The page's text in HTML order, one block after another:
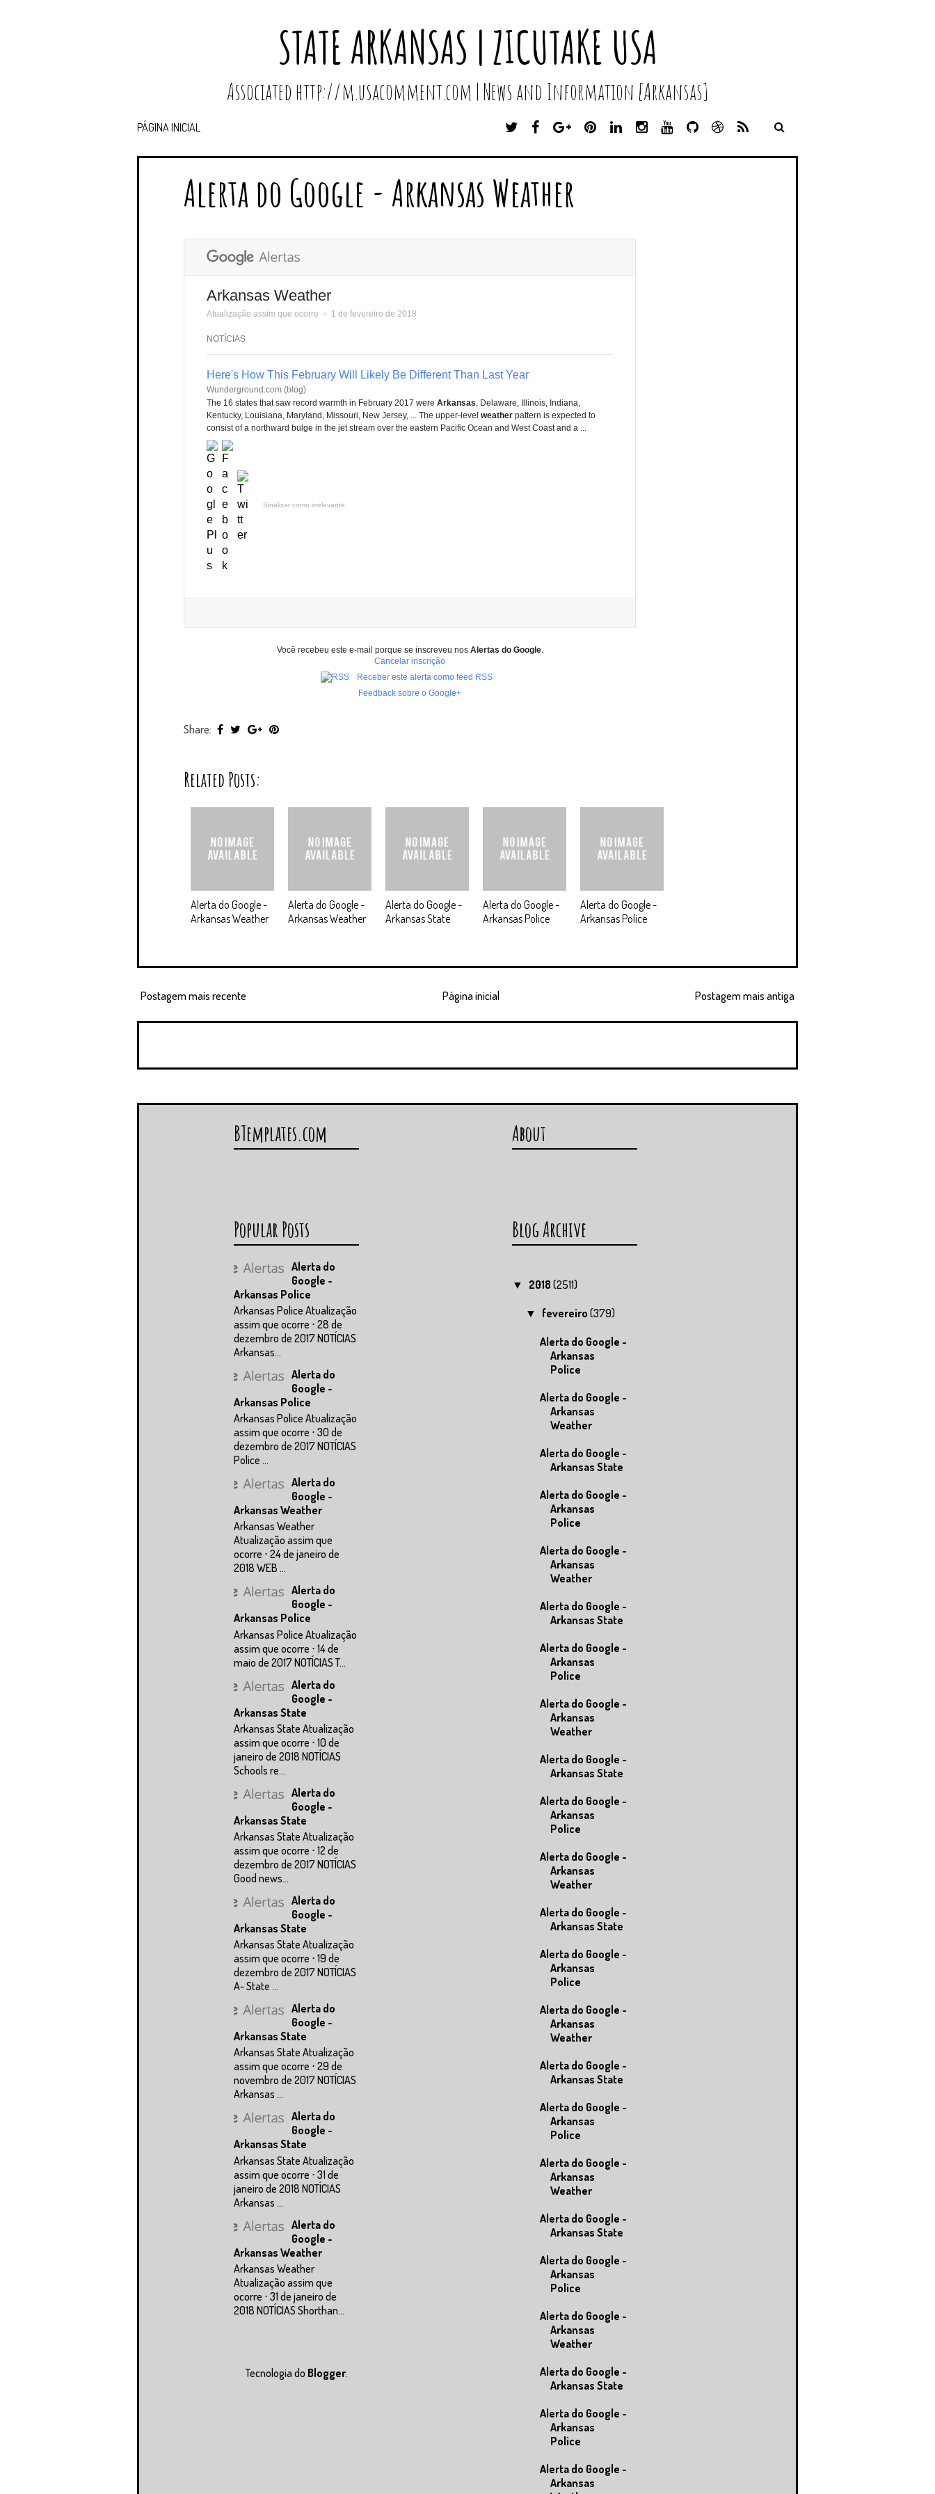
STATE ARKANSAS | ZICUTAKE USA
Associated http://m.usacomment.com | News and Information [Arkansas]
PÁGINA INICIAL
T
I
T
E
R
F
C
B
O
G
O
U
P
N
T
L
N
S
Y
U
G
T
D
I
S
Alerta do Google - Arkansas Weather
Arkansas Weather
Atualização assim que ocorre ⋅ 1 de fevereiro de 2018
NOTÍCIAS
Here's How This February Will Likely Be Different Than Last Year
Wunderground.com (blog)
The 16 states that saw record warmth in February 2017 were Arkansas, Delaware, Illinois, Indiana,
Kentucky, Louisiana, Maryland, Missouri, New Jersey, ... The upper-level weather pattern is expected to
consist of a northward bulge in the jet stream over the eastern Pacific Ocean and West Coast and a ...
Sinalizar como irrelevante
Você recebeu este e-mail porque se inscreveu nos Alertas do Google.
Cancelar inscrição
Receber este alerta como feed RSS
Feedback sobre o Google+
Share:
Related Posts:
Alerta do Google -
Arkansas Weather
Alerta do Google -
Arkansas Weather
Alerta do Google -
Arkansas State
Alerta do Google -
Arkansas Police
Alerta do Google -
Arkansas Police
Postagem mais recente Postagem mais antiga
Página inicial
BTemplates.com About
Popular Posts
Alerta do
Google -
Arkansas Police
Arkansas Police Atualização
assim que ocorre ⋅ 28 de
dezembro de 2017 NOTÍCIAS
Arkansas...
Alerta do
Google -
Arkansas Police
Arkansas Police Atualização
assim que ocorre ⋅ 30 de
dezembro de 2017 NOTÍCIAS
Police ...
Alerta do
Google -
Arkansas Weather
Arkansas Weather
Atualização assim que
ocorre ⋅ 24 de janeiro de
2018 WEB ...
Alerta do
Google -
Arkansas Police
Arkansas Police Atualização
assim que ocorre ⋅ 14 de
maio de 2017 NOTÍCIAS T...
Alerta do
Google -
Arkansas State
Arkansas State Atualização
assim que ocorre ⋅ 10 de
janeiro de 2018 NOTÍCIAS
Schools re...
Alerta do
Google -
Arkansas State
Arkansas State Atualização
assim que ocorre ⋅ 12 de
dezembro de 2017 NOTÍCIAS
Good news...
Alerta do
Google -
Arkansas State
Arkansas State Atualização
assim que ocorre ⋅ 19 de
dezembro de 2017 NOTÍCIAS
A- State ...
Alerta do
Google -
Arkansas State
Arkansas State Atualização
assim que ocorre ⋅ 29 de
novembro de 2017 NOTÍCIAS
Arkansas ...
Alerta do
Google -
Arkansas State
Arkansas State Atualização
assim que ocorre ⋅ 31 de
janeiro de 2018 NOTÍCIAS
Arkansas ...
Alerta do
Google -
Arkansas Weather
Arkansas Weather
Atualização assim que
ocorre ⋅ 31 de janeiro de
2018 NOTÍCIAS Shorthan...
Blog Archive
▼ 2018 (2511)
▼ fevereiro(379)
Alerta do Google -
Arkansas
Police
Alerta do Google -
Arkansas
Weather
Alerta do Google -
Arkansas State
Alerta do Google -
Arkansas
Police
Alerta do Google -
Arkansas
Weather
Alerta do Google -
Arkansas State
Alerta do Google -
Arkansas
Police
Alerta do Google -
Arkansas
Weather
Alerta do Google -
Arkansas State
Alerta do Google -
Arkansas
Police
Alerta do Google -
Arkansas
Weather
Alerta do Google -
Arkansas State
Alerta do Google -
Arkansas
Police
Alerta do Google -
Arkansas
Weather
Alerta do Google -
Arkansas State
Alerta do Google -
Arkansas
Police
Alerta do Google -
Arkansas
Weather
Alerta do Google -
Arkansas State
Alerta do Google -
Arkansas
Police
Alerta do Google -
Arkansas
Weather
Alerta do Google -
Arkansas State
Alerta do Google -
Arkansas
Police
Alerta do Google -
Arkansas
Tecnologia do Blogger.